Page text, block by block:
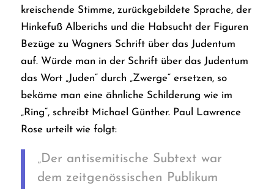
kreischende Stimme, zurückgebildete Sprache, der
Hinkefuß Alberichs und die Habsucht der Figuren
Bezüge zu Wagners Schrift über das Judentum
auf. Würde man in der Schrift über das Judentum
das Wort „Juden“ durch „Zwerge“ ersetzen, so
bekäme man eine ähnliche Schilderung wie im
„Ring“, schreibt Michael Günther.Paul Lawrence
Rose urteilt wie folgt:
„Der antisemitische Subtext war
dem zeitgenössischen Publikum